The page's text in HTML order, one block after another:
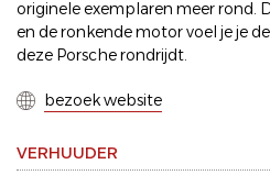
originele exemplaren meer rond.
en de ronkende motor voel je je
deze Porsche rondrijdt.
bezoek website
VERHUUDER